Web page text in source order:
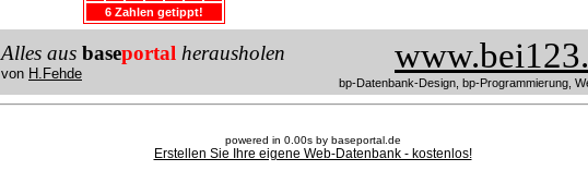
6 Zahlen getippt!
Alles aus baseportal herausholen
von H.Fehde
bp-Datenbank-Design, bp-Programmierung,
powered in 0.00s by baseportal.de
Erstellen Sie Ihre eigene Web-Datenbank - kostenlos!